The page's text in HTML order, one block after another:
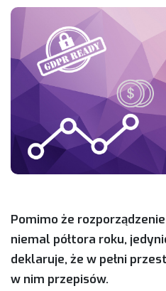
Pomimo że
niemal półtora roku,
deklaruje, że w pełni
w nim przepisów.